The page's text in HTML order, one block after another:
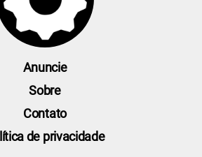
Anuncie
Sobre
Contato
de privacidade